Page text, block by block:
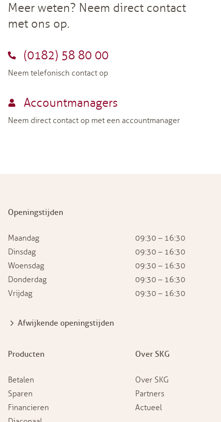
Meer weten? Neem direct contact
met ons op.
(0182) 58 80 00
Neem telefonisch contact op
Accountmanagers
Neem direct contact op met een accountmanager
Producten
Betalen
Sparen
Financieren
Over SKG
Over SKG
Partners
Actueel
Openingstijden
Maandag
09:30 – 16:30
Dinsdag
09:30 – 16:30
Woensdag
09:30 – 16:30
Donderdag
09:30 – 16:30
Vrijdag
09:30 – 16:30
Afwijkende openingstijden